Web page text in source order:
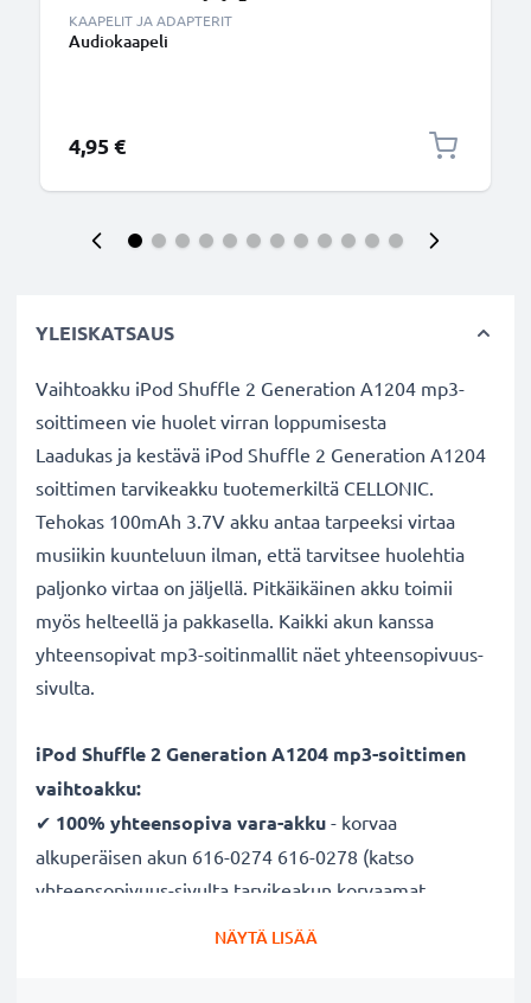
KAAPELIT JA ADAPTERIT
Audiokaapeli
4,95 €
YLEISKATSAUS
Vaihtoakku iPod Shuffle 2 Generation A1204 mp3-
soittimeen vie huolet virran loppumisesta
Laadukas ja kestävä iPod Shuffle 2 Generation A1204
soittimen tarvikeakku tuotemerkiltä CELLONIC.
Tehokas 100mAh 3.7V akku antaa tarpeeksi virtaa
musiikin kuunteluun ilman, että tarvitsee huolehtia
paljonko virtaa on jäljellä. Pitkäikäinen akku toimii
myös helteellä ja pakkasella. Kaikki akun kanssa
yhteensopivat mp3-soitinmallit näet yhteensopivuus-
sivulta.
iPod Shuffle 2 Generation A1204 mp3-soittimen
vaihtoakku:
✔ 100% yhteensopiva vara-akku - korvaa
alkuperäisen akun 616-0274 616-0278 (katso
yhteensopivuus-sivulta tarvikeakun korvaamat
NÄYTÄ LISÄÄ